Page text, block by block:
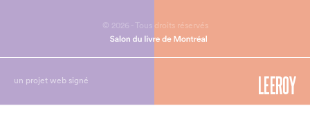
© 2026 - Tous droits réservés
un projet web signé